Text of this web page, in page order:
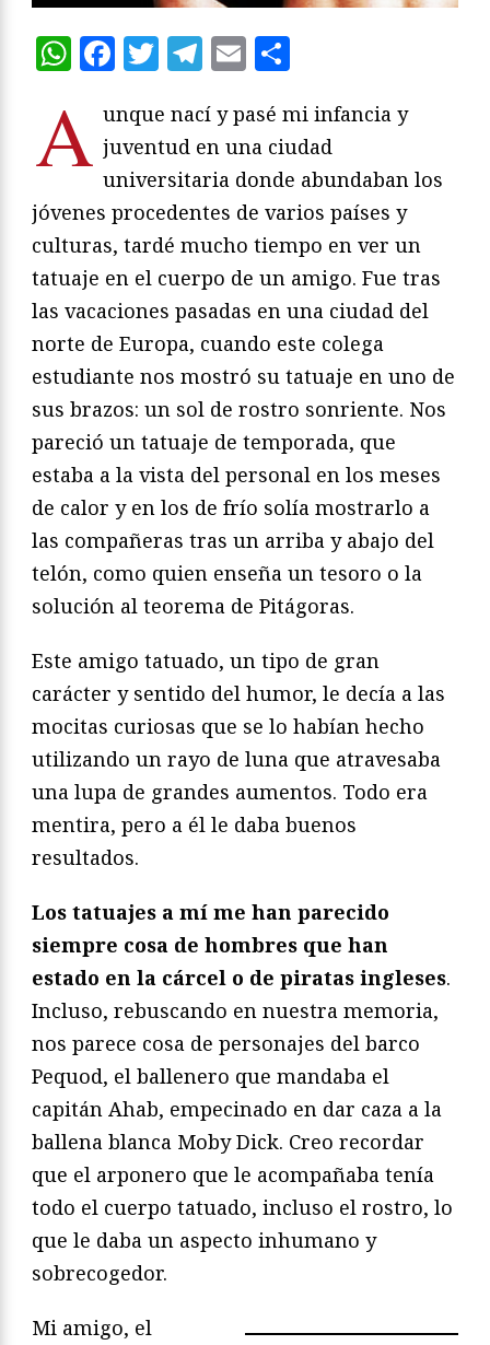
WhatsApp
Facebook
Twitter
Telegram
Email
A unque nací y pasé mi infancia y
juventud en una ciudad
universitaria donde abundaban los
jóvenes procedentes de varios países y
culturas, tardé mucho tiempo en ver un
tatuaje en el cuerpo de un amigo. Fue tras
las vacaciones pasadas en una ciudad del
norte de Europa, cuando este colega
estudiante nos mostró su tatuaje en uno de
sus brazos: un sol de rostro sonriente. Nos
pareció un tatuaje de temporada, que
estaba a la vista del personal en los meses
de calor y en los de frío solía mostrarlo a
las compañeras tras un arriba y abajo del
telón, como quien enseña un tesoro o la
solución al teorema de Pitágoras.
Este amigo tatuado, un tipo de gran
carácter y sentido del humor, le decía a las
mocitas curiosas que se lo habían hecho
utilizando un rayo de luna que atravesaba
una lupa de grandes aumentos. Todo era
mentira, pero a él le daba buenos
resultados.
Los tatuajes a mí me han parecido
siempre cosa de hombres que han
estado en la cárcel o de piratas ingleses.
Incluso, rebuscando en nuestra memoria,
nos parece cosa de personajes del barco
Pequod, el ballenero que mandaba el
capitán Ahab, empecinado en dar caza a la
ballena blanca Moby Dick. Creo recordar
que el arponero que le acompañaba tenía
todo el cuerpo tatuado, incluso el rostro, lo
que le daba un aspecto inhumano y
sobrecogedor.
Mi amigo, el